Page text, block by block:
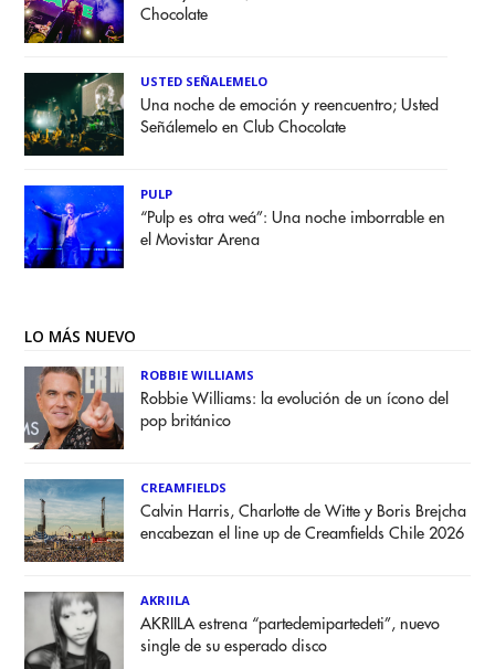
Chocolate
USTED SEÑALEMELO
Una noche de emoción y reencuentro; Usted
Señálemelo en Club Chocolate
PULP
“Pulp es otra weá”: Una noche imborrable en
el Movistar Arena
LO MÁS NUEVO
ROBBIE WILLIAMS
Robbie Williams: la evolución de un ícono del
pop británico
CREAMFIELDS
Calvin Harris, Charlotte de Witte y Boris Brejcha
encabezan el line up de Creamfields Chile 2026
AKRIILA
AKRIILA estrena “partedemipartedeti”, nuevo
single de su esperado disco